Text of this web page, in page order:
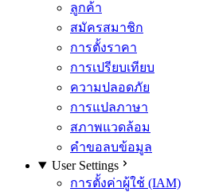
ลูกค้า
สมัครสมาชิก
การตั้งราคา
การเปรียบเทียบ
ความปลอดภัย
การแปลภาษา
สภาพแวดล้อม
คำขอลบข้อมูล
User Settings
การตั้งค่าผู้ใช้ (IAM)